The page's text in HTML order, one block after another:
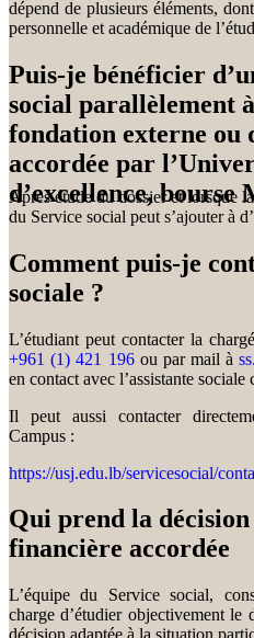
dépend de plusieurs éléments,
personnelle et académique de
Puis-je bénéficier
social parallèlement
fondation externe ou
accordée par
d’excellence, bourse
Après étude du dossier et lorsque
du Service social peut s’ajouter à
Comment puis-je
sociale ?
L’étudiant peut contacter la
+961 (1) 421 196ou par mail à
en contact avec l’assistante sociale
Il peut aussi contacter
Campus :
https://usj.edu.lb/servicesocial/
Qui prend la
financière accordée
L’équipe du Service social,
charge d’étudier objectivement le